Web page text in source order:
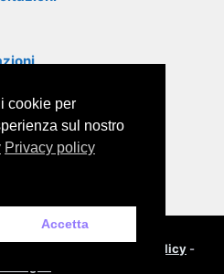
citazioni
citazioni
Privacy policy -
cookie per
sul nostro
Privacy policy
Accetta